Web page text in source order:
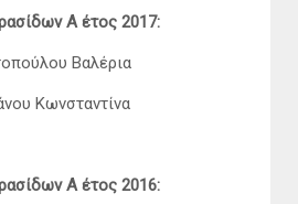
Α έτος 2017:
Βαλέρια
Κωνσταντίνα
Α έτος 2016: